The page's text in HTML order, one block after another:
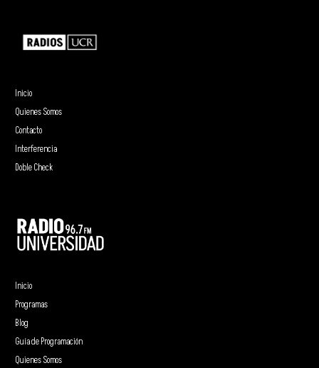
Inicio
Quienes Somos
Contacto
Interferencia
Doble Check
Inicio
Programas
Blog
Guía de Programación
Quienes Somos